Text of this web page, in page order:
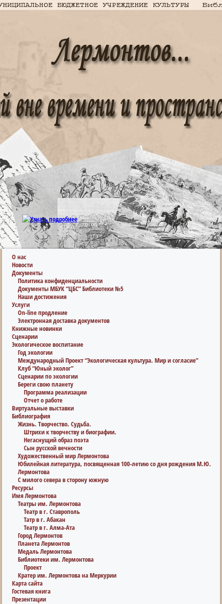
О нас
Новости
Документы
Политика конфиденциальности
Документы МБУК “ЦБС” Библиотеки №5
Наши достижения
Услуги
On-line продление
Электронная доставка документов
Книжные новинки
Сценарии
Экологическое воспитание
Год экологии
Международный Проект “Экологическая культура. Мир и согласие”
Клуб “Юный эколог”
Сценарии по экологии
Береги свою планету
Программа реализации
Отчет о работе
Виртуальные выставки
Библиография
Жизнь. Творчество. Судьба.
Штрихи к творчеству и биографии.
Негаснущий образ поэта
Сын русской вечности
Художественный мир Лермонтова
Юбилейная литература, посвященная 100-летию со дня рождения М.Ю.
Лермонтова
С милого севера в сторону южную
Ресурсы
Имя Лермонтова
Театры им. Лермонтова
Театр в г. Ставрополь
Татр в г. Абакан
Театр в г. Алма-Ата
Город Лермонтов
Планета Лермонтов
Медаль Лермонтова
Библиотеки им. Лермонтова
Проект
Кратер им. Лермонтова на Меркурии
Карта сайта
Гостевая книга
Презентации